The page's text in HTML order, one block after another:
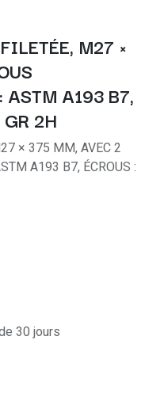
M27 ×
ASTM A193 B7,
2H
× 375 MM, AVEC 2
A193 B7, ÉCROUS :
30 jours